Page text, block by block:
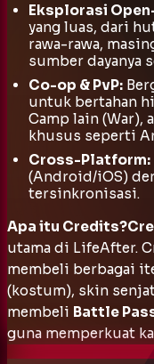
Eksplorasi
yang luas, dari
rawa-rawa,
sumber dayanya
Co-op & PvP:
untuk bertahan
Camp lain (War),
khusus seperti
Cross-Platform:
(Android/iOS)
tersinkronisasi.
Apa itu
utama di LifeAfter.
membeli berbagai
(kostum), skin
membeli Battle
guna memperkuat